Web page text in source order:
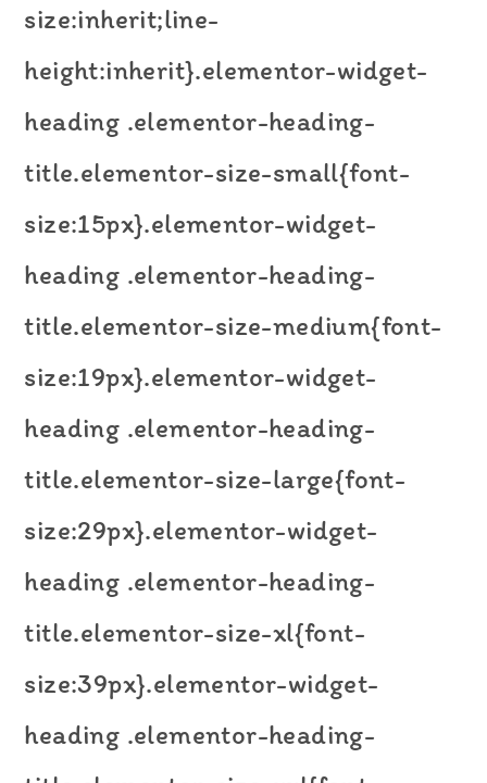
size:inherit;line-
height:inherit}.elementor-widget-
heading .elementor-heading-
title.elementor-size-small{font-
size:15px}.elementor-widget-
heading .elementor-heading-
title.elementor-size-medium{font-
size:19px}.elementor-widget-
heading .elementor-heading-
title.elementor-size-large{font-
size:29px}.elementor-widget-
heading .elementor-heading-
title.elementor-size-xl{font-
size:39px}.elementor-widget-
heading .elementor-heading-